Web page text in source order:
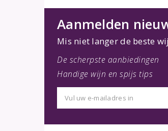
Aanmelden
Mis niet langer de beste
De scherpste aanbiedingen
Handige wijn en spijs tips